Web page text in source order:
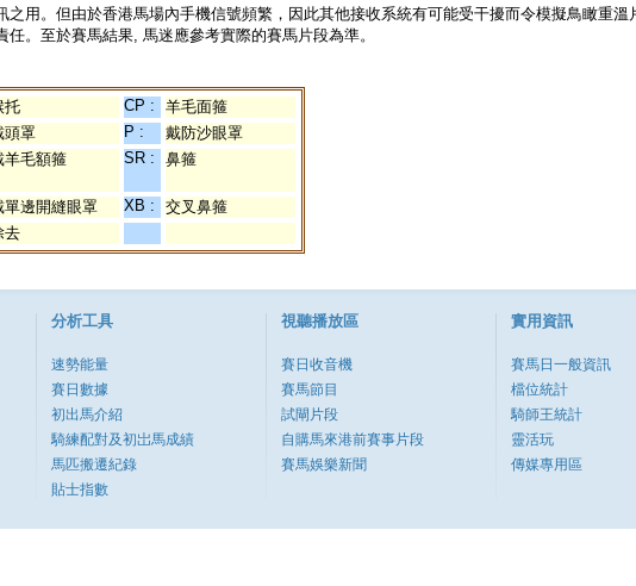
用。但由於香港馬場內手機信號頻繁，因此其他接收系統有可能受干擾而令模擬鳥瞰重溫
。至於賽馬結果, 馬迷應參考實際的賽馬片段為準。
托 CP :
羊毛面箍
頭罩 P :
戴防沙眼罩
羊毛額箍 SR : 鼻箍
單邊開縫眼罩 XB :
交叉鼻箍
去
分析工具
速勢能量
賽日數據
初出馬介紹
騎練配對及初岀馬成績
馬匹搬遷紀錄
貼士指數
視聽播放區
賽日收音機
賽馬節目
試閘片段
自購馬來港前賽事片段
賽馬娛樂新聞
實用資訊
賽馬日一般資訊
檔位統計
騎師王統計
靈活玩
傳媒專用區